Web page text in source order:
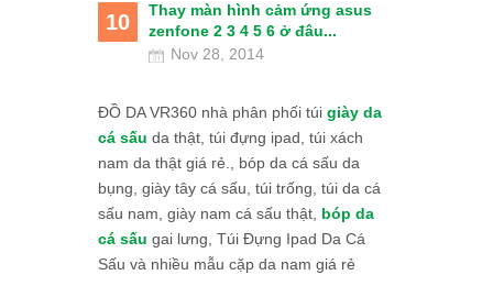
10
Thay màn hình cảm ứng asus
zenfone 2 3 4 5 6 ở đâu...
Nov 28, 2014
ĐỒ DA VR360 nhà phân phối túi giày da
cá sấu da thật, túi đựng ipad, túi xách
nam da thật giá rẻ., bóp da cá sấu da
bụng, giày tây cá sấu, túi trống, túi da cá
sấu nam, giày nam cá sấu thật, bóp da
cá sấu gai lưng, Túi Đựng Ipad Da Cá
Sấu và nhiều mẫu cặp da nam giá rẻ